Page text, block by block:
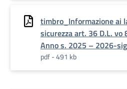
timbro_Informazione ai
sicurezza art. 36 D.L. vo
Anno s. 2025 – 2026-
pdf - 491 kb